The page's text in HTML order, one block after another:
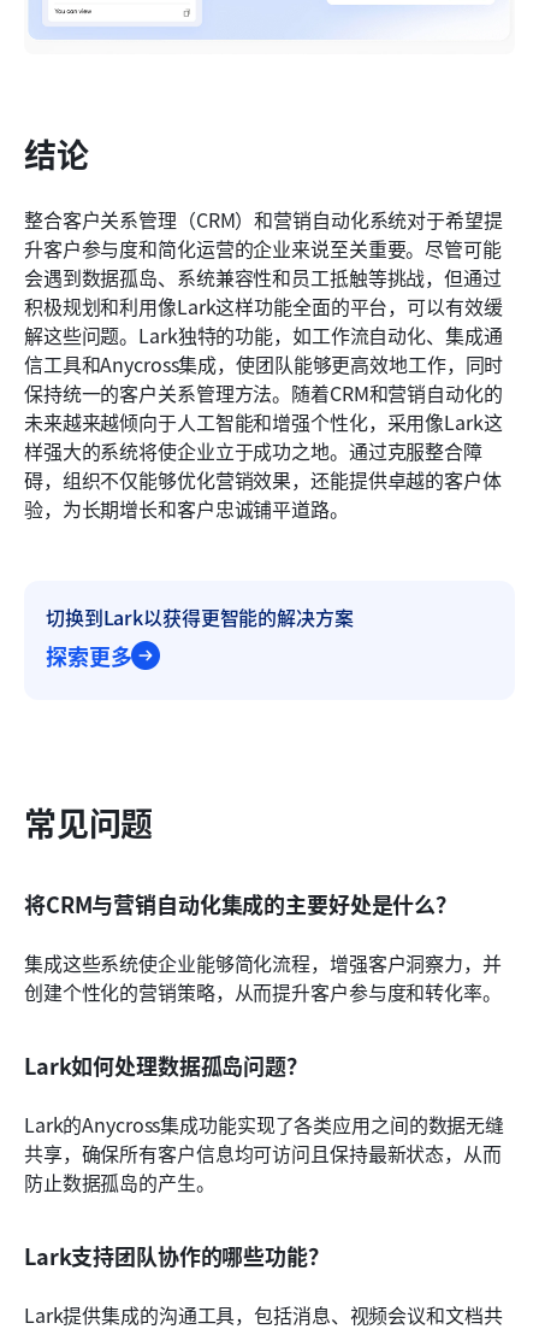
结论
整合客户关系管理（CRM）和营销自动化系统对于希望提
升客户参与度和简化运营的企业来说至关重要。尽管可能
会遇到数据孤岛、系统兼容性和员工抵触等挑战，但通过
积极规划和利用像Lark这样功能全面的平台，可以有效缓
解这些问题。Lark独特的功能，如工作流自动化、集成通
信工具和Anycross集成，使团队能够更高效地工作，同时
保持统一的客户关系管理方法。随着CRM和营销自动化的
未来越来越倾向于人工智能和增强个性化，采用像Lark这
样强大的系统将使企业立于成功之地。通过克服整合障
碍，组织不仅能够优化营销效果，还能提供卓越的客户体
验，为长期增长和客户忠诚铺平道路。
切换到Lark以获得更智能的解决方案
探索更多
常见问题
将CRM与营销自动化集成的主要好处是什么？
集成这些系统使企业能够简化流程，增强客户洞察力，并
创建个性化的营销策略，从而提升客户参与度和转化率。
Lark如何处理数据孤岛问题？
Lark的Anycross集成功能实现了各类应用之间的数据无缝
共享，确保所有客户信息均可访问且保持最新状态，从而
防止数据孤岛的产生。
Lark支持团队协作的哪些功能？
Lark提供集成的沟通工具，包括消息、视频会议和文档共